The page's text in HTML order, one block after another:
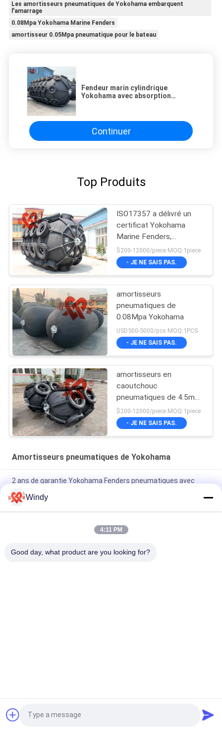
Les amortisseurs pneumatiques de Yokohama embarquent
l'amarrage
0.08Mpa Yokohama Marine Fenders
amortisseur 0.05Mpa pneumatique pour le bateau
Fendeur marin cylindrique
Yokohama avec absorption
Continuer
Top Produits
ISO17357 a délivré un
certificat Yokohama
Marine Fenders,
amortisseur en
caoutchouc
pneumatique
$200-12000/piece MOQ:1piece
- JE NE SAIS PAS.
amortisseurs
pneumatiques de
0.08Mpa Yokohama
USD500-5000/pcs MOQ:1PCS
- JE NE SAIS PAS.
amortisseurs en
caoutchouc
pneumatiques de 4.5m
Yokohama
$200-12000/piece MOQ:1piece
- JE NE SAIS PAS.
Amortisseurs pneumatiques de Yokohama
2 ans de garantie Yokohama Fenders pneumatiques avec
matériau en caoutchouc et bride galvanisée à chaud
Galvanisation à chaud Yokohama Marine Fender pour une
protection durable des pièces marines
protection des navires
Amortisseurs
Remplis De MousseDemandez un devis
Windy
4:11 PM
Good day, what product are you looking for?